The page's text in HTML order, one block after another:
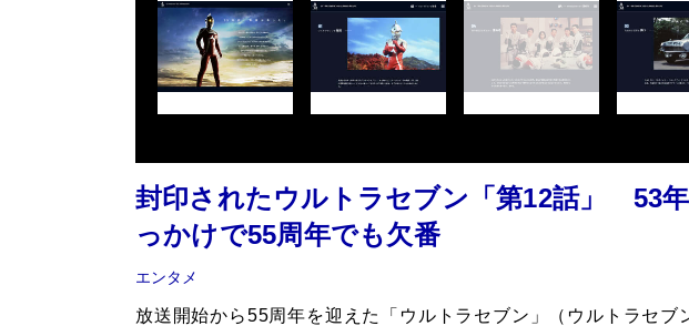
封印されたウルトラセブン「第12話」 53
っかけで55周年でも欠番
エンタメ
放送開始から55周年を迎えた「ウルトラセブン」（ウルトラセブ